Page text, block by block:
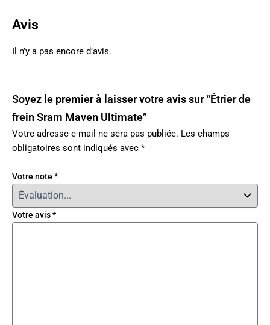
Avis
Il n’y a pas encore d’avis.
Soyez le premier à laisser votre avis sur “Étrier de
frein Sram Maven Ultimate”
Votre adresse e-mail ne sera pas publiée. Les champs
obligatoires sont indiqués avec *
Votre note *
Votre avis*